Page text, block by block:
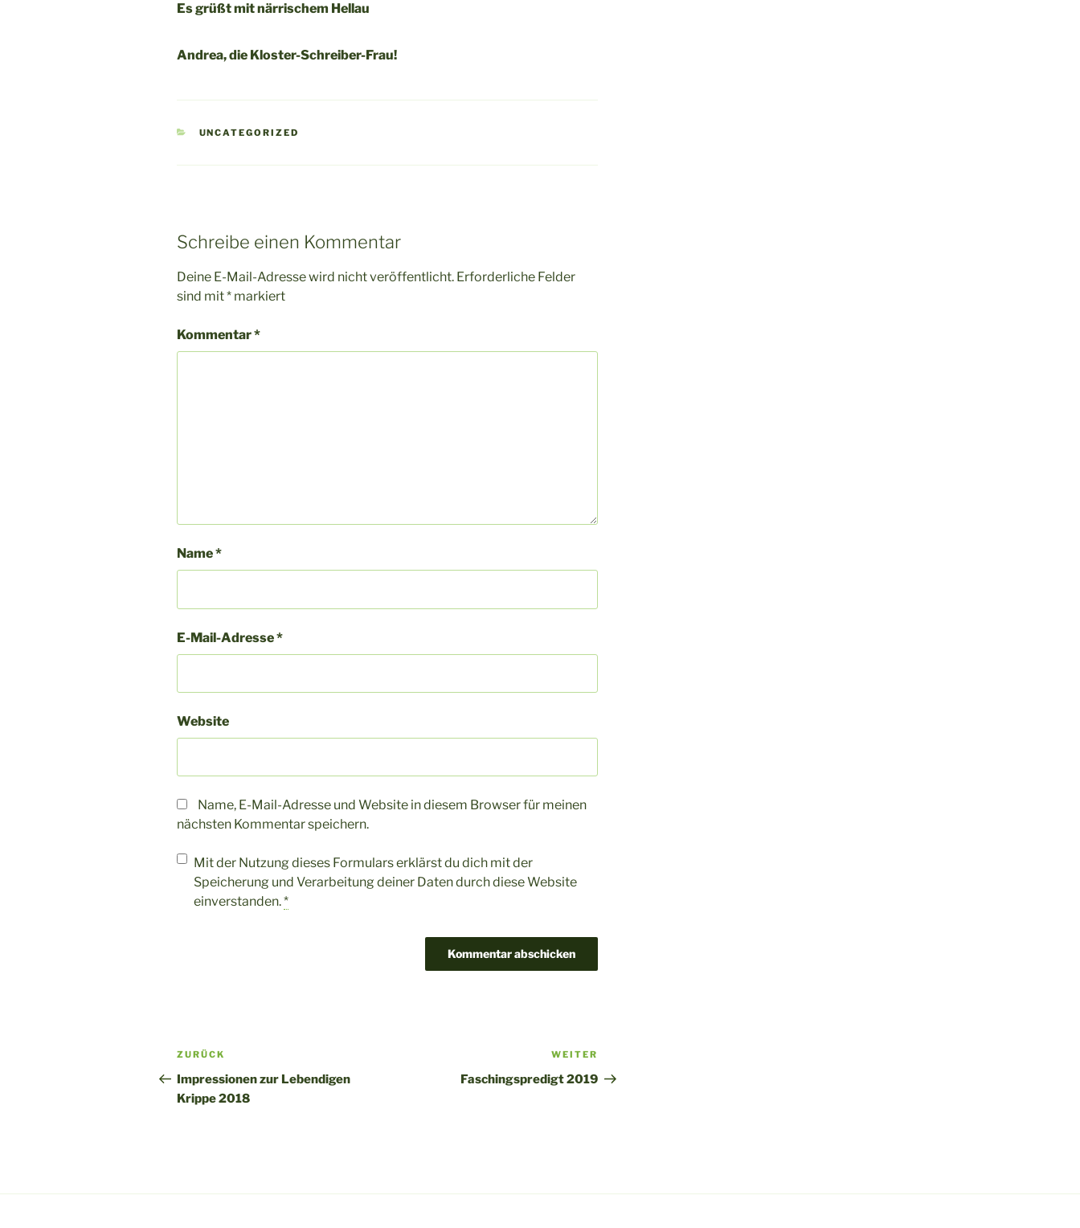
Es grüßt mit närrischem Hellau
Andrea, die Kloster-Schreiber-Frau!
KATEGORIEN
UNCATEGORIZED
Schreibe einen Kommentar
Deine E-Mail-Adresse wird nicht veröffentlicht. Erforderliche Felder
sind mit* markiert
Kommentar*
Name*
E-Mail-Adresse*
Website
Name, E-Mail-Adresse und Website in diesem Browser für meinen
nächsten Kommentar speichern.
Mit der Nutzung dieses Formulars erklärst du dich mit der
Speicherung und Verarbeitung deiner Daten durch diese Website
einverstanden.*
Beitragsnavigation
Vorheriger
Beitrag
ZURÜCK
Impressionen zur Lebendigen
Krippe 2018
Beitrag
WEITER
Faschingspredigt 2019